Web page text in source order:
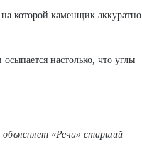
которой каменщик аккуратно
настолько, что углы
«Речи» старший